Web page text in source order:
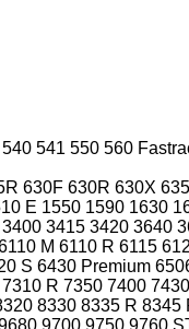
540 541 550 560
630F 630R 630X
E 1550 1590 1630
3400 3415 3420 3640
M 6110 R 6115
S 6430 Premium
7310 R 7350 7400 7430
8330 8335 R 8345
9700 9750 9760